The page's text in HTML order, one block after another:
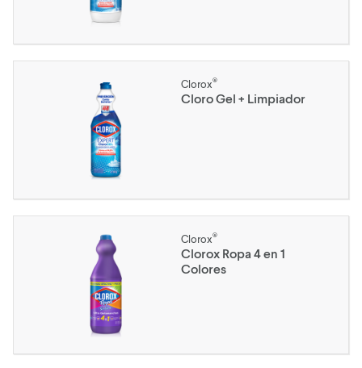
Clorox®
Cloro Gel + Limpiador
Clorox®
Clorox Ropa 4 en 1
Colores